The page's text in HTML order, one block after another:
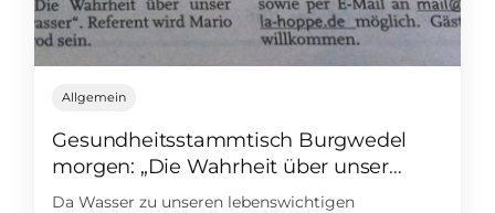
Allgemein
Gesundheitsstammtisch Burgwedel
morgen: „Die Wahrheit über unser
Trinkwasser“ – für Kurzentschlossene…
Da Wasser zu unseren lebenswichtigen